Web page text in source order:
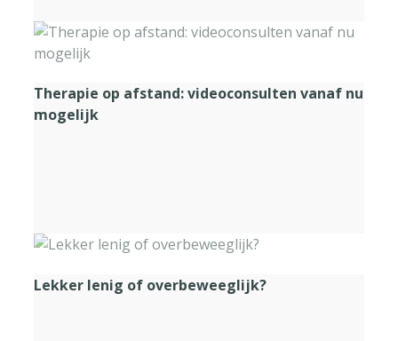
Therapie op afstand: videoconsulten vanaf nu
mogelijk
Lekker lenig of overbeweeglijk?